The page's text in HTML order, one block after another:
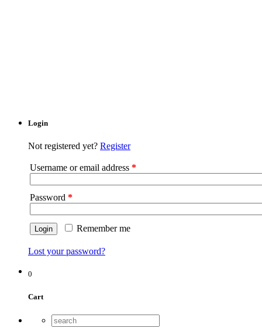
Login
Not registered yet? Register
Username or email address *
Password *
Remember me
Lost your password?
0
Cart